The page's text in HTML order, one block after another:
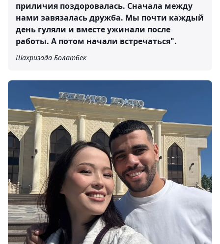
приличия поздоровалась. Сначала между
нами завязалась дружба. Мы почти каждый
день гуляли и вместе ужинали после
работы. А потом начали встречаться".
Шахризада Болатбек